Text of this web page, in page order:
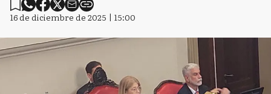
16 de diciembre de 2025 | 15:00